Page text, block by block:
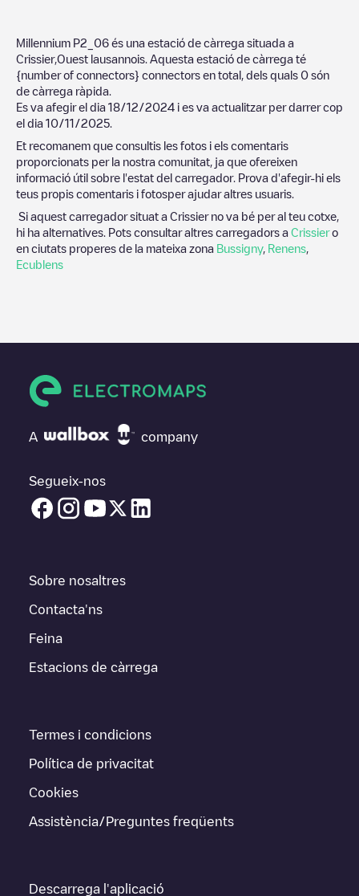
Millennium P2_06 és una estació de càrrega situada a
Crissier,Ouest lausannois . Aquesta estació de càrrega té
{number of connectors} connectors en total, dels quals 0 són
de càrrega ràpida.
Es va afegir el dia 18/12/2024 i es va actualitzar per darrer cop
el dia 10/11/2025
Et recomanem que consultis les fotos i els comentaris
proporcionats per la nostra comunitat, ja que ofereixen
informació útil sobre l'estat del carregador. Prova d'afegir-hi els
teus propis comentaris i fotosper ajudar altres usuaris.
Si aquest carregador situat a Crissierno va bé per al teu cotxe,
hi ha alternatives. Pots consultar altres carregadors a Crissiero
en ciutats properes de la mateixa zona Bussigny, Renens
Ecublens
A company
Segueix-nos
Sobre nosaltres
Contacta'ns
Feina
Estacions de càrrega
Termes i condicions
Política de privacitat
Cookies
Assistència/Preguntes freqüents
Descarrega l'aplicació